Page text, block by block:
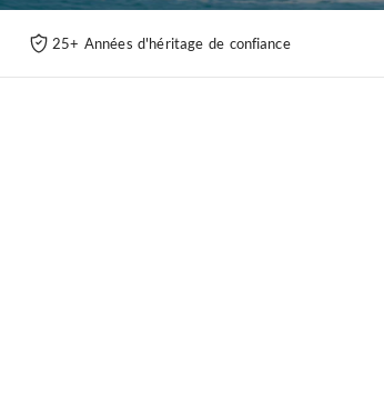
25+ Années d'héritage de confiance